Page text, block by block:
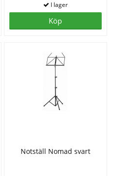
Köp
Notställ Nomad svart